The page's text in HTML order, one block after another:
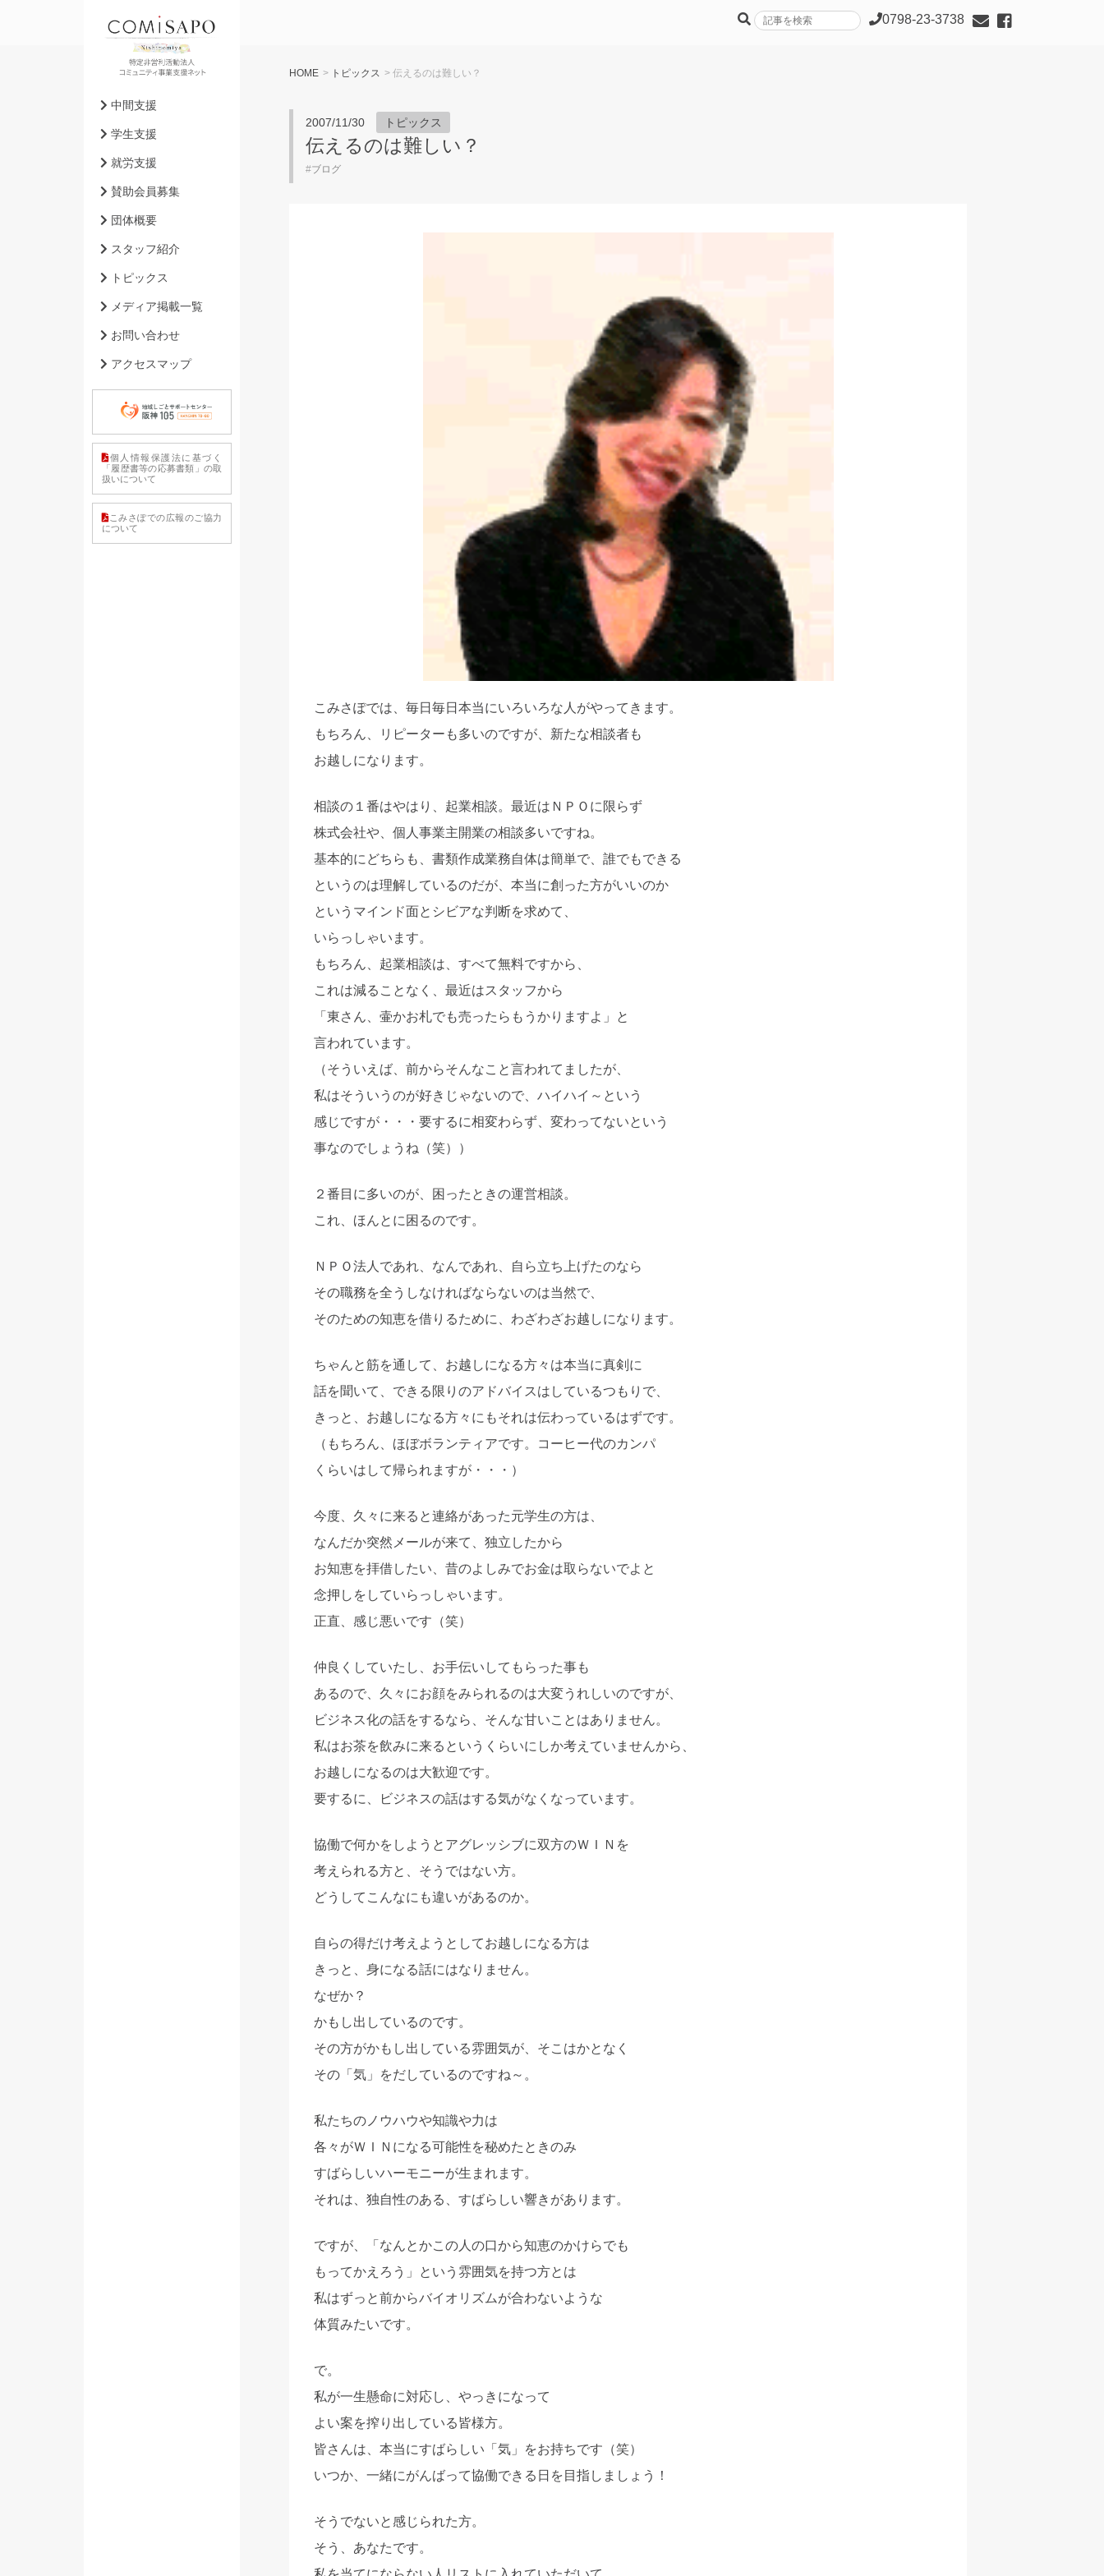
HOME > トピックス > 伝えるのは難しい？
2007/11/30 トピックス
伝えるのは難しい？
#ブログ
こみさぽでは、毎日毎日本当にいろいろな人がやってきます。
もちろん、リピーターも多いのですが、新たな相談者も
お越しになります。
相談の１番はやはり、起業相談。最近はＮＰＯに限らず
株式会社や、個人事業主開業の相談多いですね。
基本的にどちらも、書類作成業務自体は簡単で、誰でもできる
というのは理解しているのだが、本当に創った方がいいのか
というマインド面とシビアな判断を求めて、
いらっしゃいます。
もちろん、起業相談は、すべて無料ですから、
これは減ることなく、最近はスタッフから
「東さん、壷かお札でも売ったらもうかりますよ」と
言われています。
（そういえば、前からそんなこと言われてましたが、
私はそういうのが好きじゃないので、ハイハイ～という
感じですが・・・要するに相変わらず、変わってないという
事なのでしょうね（笑））
２番目に多いのが、困ったときの運営相談。
これ、ほんとに困るのです。
ＮＰＯ法人であれ、なんであれ、自ら立ち上げたのなら
その職務を全うしなければならないのは当然で、
そのための知恵を借りるために、わざわざお越しになります。
ちゃんと筋を通して、お越しになる方々は本当に真剣に
話を聞いて、できる限りのアドバイスはしているつもりで、
きっと、お越しになる方々にもそれは伝わっているはずです。
（もちろん、ほぼボランティアです。コーヒー代のカンパ
くらいはして帰られますが・・・）
今度、久々に来ると連絡があった元学生の方は、
なんだか突然メールが来て、独立したから
お知恵を拝借したい、昔のよしみでお金は取らないでよと
念押しをしていらっしゃいます。
正直、感じ悪いです（笑）
仲良くしていたし、お手伝いしてもらった事も
あるので、久々にお顔をみられるのは大変うれしいのですが、
ビジネス化の話をするなら、そんな甘いことはありません。
私はお茶を飲みに来るというくらいにしか考えていませんから、
お越しになるのは大歓迎です。
要するに、ビジネスの話はする気がなくなっています。
協働で何かをしようとアグレッシブに双方のＷＩＮを
考えられる方と、そうではない方。
どうしてこんなにも違いがあるのか。
自らの得だけ考えようとしてお越しになる方は
きっと、身になる話にはなりません。
なぜか？
かもし出しているのです。
その方がかもし出している雰囲気が、そこはかとなく
その「気」をだしているのですね～。
私たちのノウハウや知識や力は
各々がＷＩＮになる可能性を秘めたときのみ
すばらしいハーモニーが生まれます。
それは、独自性のある、すばらしい響きがあります。
ですが、「なんとかこの人の口から知恵のかけらでも
もってかえろう」という雰囲気を持つ方とは
私はずっと前からバイオリズムが合わないような
体質みたいです。
で。
私が一生懸命に対応し、やっきになって
よい案を搾り出している皆様方。
皆さんは、本当にすばらしい「気」をお持ちです（笑）
いつか、一緒にがんばって協働できる日を目指しましょう！
そうでないと感じられた方。
そう、あなたです。
0798-23-3738
中間支援
学生支援
就労支援
賛助会員募集
団体概要
スタッフ紹介
トピックス
メディア掲載一覧
お問い合わせ
アクセスマップ
個人情報保護法に基づく
「履歴書等の応募書類」の取
扱いについて
こみさぽでの広報のご協力
について